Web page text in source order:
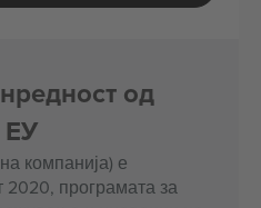
од
ЕУ
компанија) е
2020, програмата за